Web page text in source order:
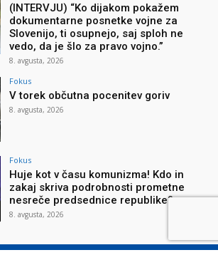
(INTERVJU) “Ko dijakom pokažem
dokumentarne posnetke vojne za
Slovenijo, ti osupnejo, saj sploh ne
vedo, da je šlo za pravo vojno.”
8. avgusta, 2026
Fokus
V torek občutna pocenitev goriv
8. avgusta, 2026
Fokus
Huje kot v času komunizma! Kdo in
zakaj skriva podrobnosti prometne
nesreče predsednice republike?
8. avgusta, 2026